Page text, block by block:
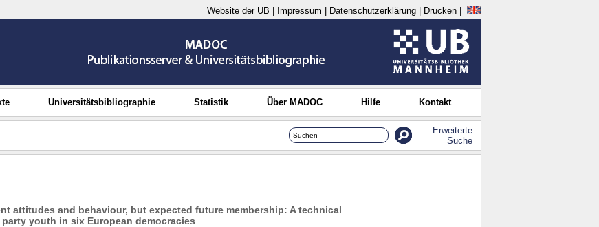
Website der UB Impressum Datenschutzerklärung Drucken
Universitätsbibliographie Statistik Über MADOC Hilfe Kontakt
Erweiterte
Suche
attitudes and behaviour, but expected future membership: A technical
youth in six European democracies